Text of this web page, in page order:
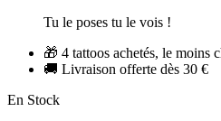
Tu le poses tu le vois !
🎁 4 tattoos achetés, le moins
🚚 Livraison offerte dès 30 €
En Stock